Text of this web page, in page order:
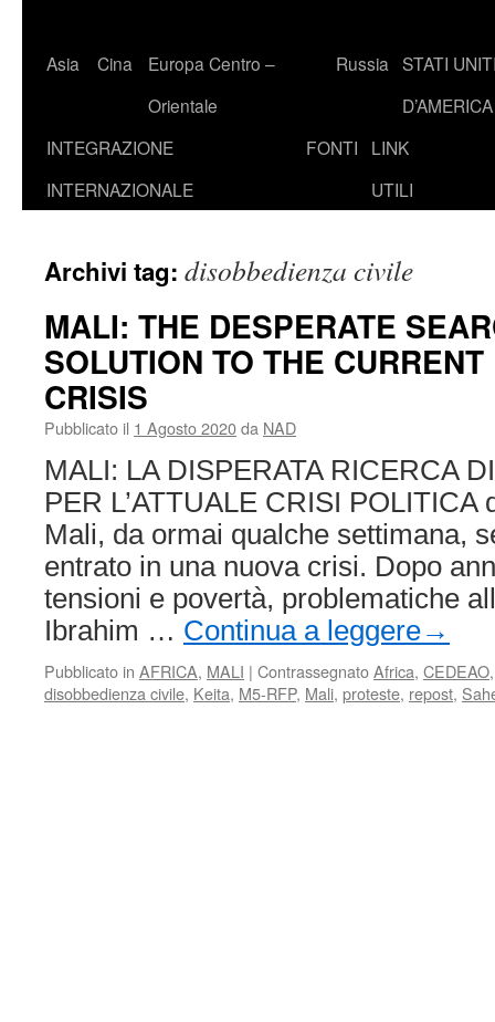
Asia Cina
Europa Centro –
Orientale
Russia STATI
D’AMERICA
INTEGRAZIONE
INTERNAZIONALE
FONTI
LINK
UTILI
Archivi tag: disobbedienza civile
MALI: THE DESPERATE
SOLUTION TO THE
CRISIS
Pubblicato il 1 Agosto 2020da NAD
MALI: LA DISPERATA RICERCA
PER L’ATTUALE CRISI POLITICA
Mali, da ormai qualche settimana,
entrato in una nuova crisi. Dopo
tensioni e povertà, problematiche
Ibrahim … Continua a leggere→
Pubblicato in AFRICA, MALI | ContrassegnatoAfrica, CEDEAO
disobbedienza civile, Keita, M5-RFP, Mali, proteste, repost,